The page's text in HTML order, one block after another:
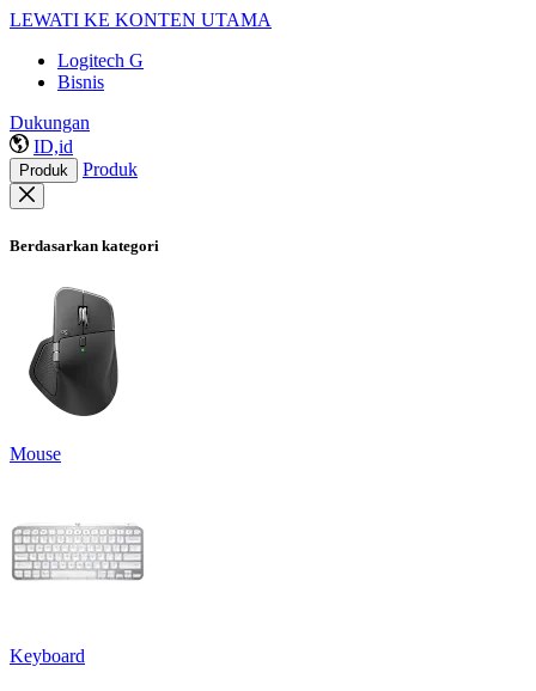
LEWATI KE KONTEN UTAMA
Logitech G
Bisnis
Dukungan
ID,id
Produk Produk
Berdasarkan kategori
Mouse
Keyboard